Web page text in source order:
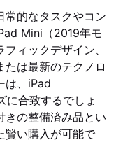
常的なタスクやコン
Mini（2019年モ
ィックデザイン、
は最新のテクノロ
は、iPad
合致するでしょ
きの整備済み品とい
賢い購入が可能で